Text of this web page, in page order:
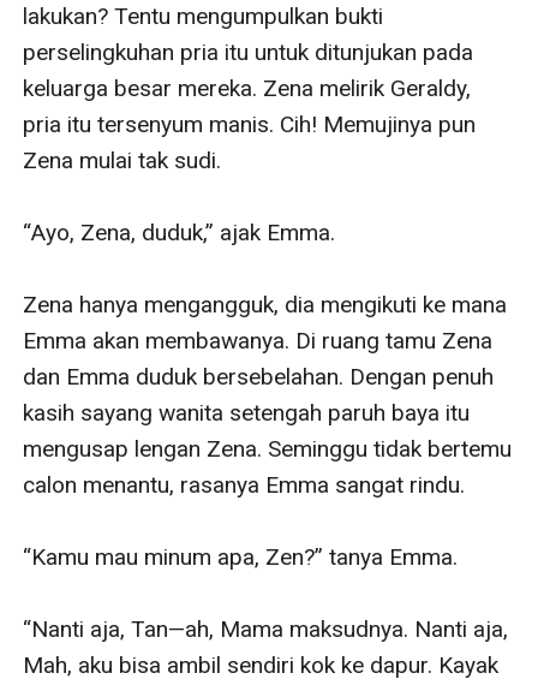
lakukan? Tentu mengumpulkan bukti
perselingkuhan pria itu untuk ditunjukan pada
keluarga besar mereka. Zena melirik Geraldy,
pria itu tersenyum manis. Cih! Memujinya pun
Zena mulai tak sudi.
“Ayo, Zena, duduk,” ajak Emma.
Zena hanya mengangguk, dia mengikuti ke mana
Emma akan membawanya. Di ruang tamu Zena
dan Emma duduk bersebelahan. Dengan penuh
kasih sayang wanita setengah paruh baya itu
mengusap lengan Zena. Seminggu tidak bertemu
calon menantu, rasanya Emma sangat rindu.
“Kamu mau minum apa, Zen?” tanya Emma.
“Nanti aja, Tan—ah, Mama maksudnya. Nanti aja,
Mah, aku bisa ambil sendiri kok ke dapur. Kayak